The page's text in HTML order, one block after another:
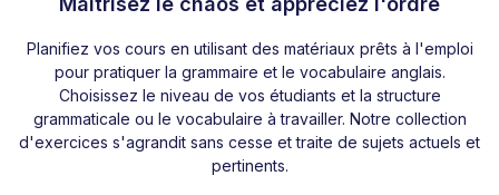
Planifiez vos cours en utilisant des matériaux prêts à l'emploi
pour pratiquer la grammaire et le vocabulaire anglais.
Choisissez le niveau de vos étudiants et la structure
grammaticale ou le vocabulaire à travailler. Notre collection
d'exercices s'agrandit sans cesse et traite de sujets actuels et
pertinents.